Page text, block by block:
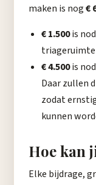
maken is nog €
€ 1.500is
triageruimte
€ 4.500is
Daar zullen
zodat
kunnen
Hoe kan
Elke bijdrage,